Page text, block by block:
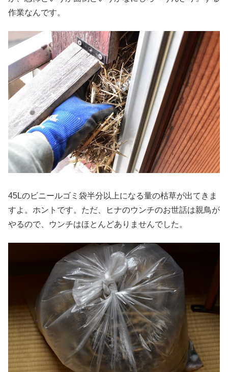
作業なんです。
45Lのビニールゴミ袋半分以上になる量の枯草が出てきま
すよ。ホントです。ただ、ヒナのウンチのお世話は親鳥が
やるので、ウンチはほとんどありませんでした。